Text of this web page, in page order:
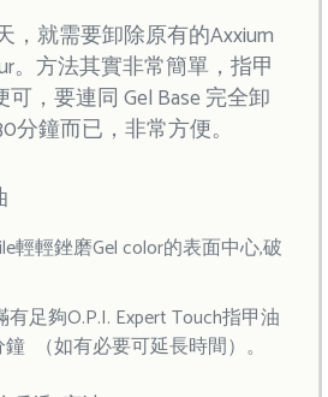
，就需要卸除原有的Axxium
。方法其實非常簡單，指甲
，要連同 Gel Base 完全卸
分鐘而已，非常方便。
輕輕銼磨Gel color的表面中心,破
足夠O.P.I. Expert Touch指甲油
（如有必要可延長時間）。